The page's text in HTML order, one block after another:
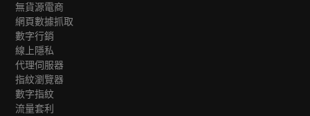
無貨源電商
網頁數據抓取
數字行銷
線上隱私
代理伺服器
指紋瀏覽器
數字指紋
流量套利